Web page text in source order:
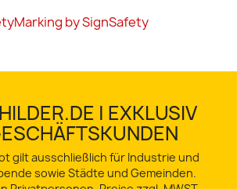
by SignSafety
| EXKLUSIV
gilt ausschließlich für Industrie und
sowie Städte und Gemeinden.